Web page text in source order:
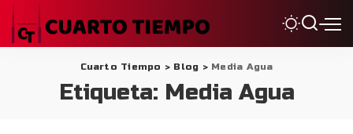
Cuarto Tiempo > Blog > Media Agua
Etiqueta: Media Agua